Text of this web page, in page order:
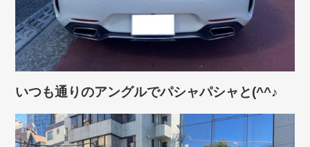
いつも通りのアングルでパシャパシャと(^^♪